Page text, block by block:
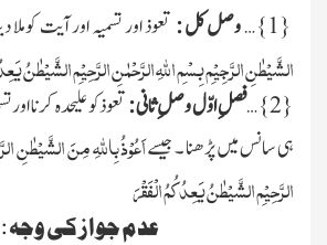
{
1
}…وصل کل : تعوذ اور تسمیہ اور آیت کوملا
الشَّیْطٰنِ الرَّجِیْمِ بِسْمِ اللّٰہِ الرَّحْمٰنِ الرَّحِیْمِ الشَّیْطٰنُ
{
2
}…فصلِ اوّل وصلِ ثانی : تعوذکو علیحدہ کرنا
ہی سانس میں پڑھنا ۔ جیسےاَعُوْذُ بِاللّٰہِ مِنَ الشَّیْطٰنِ
الرَّحِیْمِ الشَّیْطٰنُ یَعِدُکُمُ الْفَقْرَ
عدم جواز کی وجہ :